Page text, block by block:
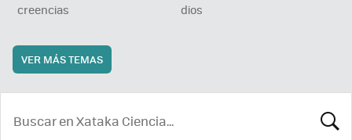
creencias
dios
VER MÁS TEMAS